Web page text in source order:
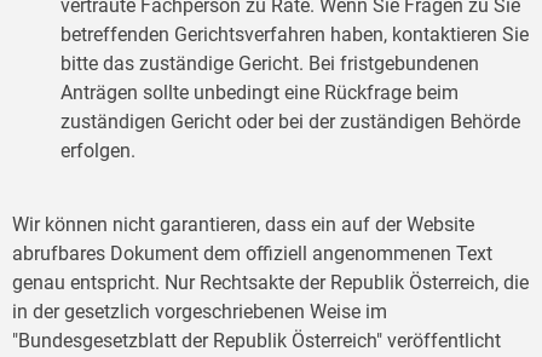
vertraute Fachperson zu Rate. Wenn Sie Fragen zu Sie
betreffenden Gerichtsverfahren haben, kontaktieren Sie
bitte das zuständige Gericht. Bei fristgebundenen
Anträgen sollte unbedingt eine Rückfrage beim
zuständigen Gericht oder bei der zuständigen Behörde
erfolgen.
Wir können nicht garantieren, dass ein auf der Website
abrufbares Dokument dem offiziell angenommenen Text
genau entspricht. Nur Rechtsakte der Republik Österreich, die
in der gesetzlich vorgeschriebenen Weise im
"Bundesgesetzblatt der Republik Österreich" veröffentlicht